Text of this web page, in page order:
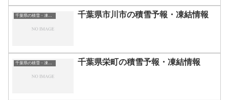
千葉県の積雪・凍結情報 千葉県市川市の積雪予報・凍結情報
千葉県の積雪・凍結情報 千葉県栄町の積雪予報・凍結情報